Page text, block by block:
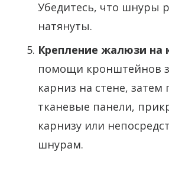
Убедитесь, что шнуры
натянуты.
Крепление жалюзи на
помощи кронштейнов
карниз на стене, затем
тканевые панели,
карнизу или
шнурам.